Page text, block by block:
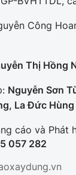
Công
Thị Hồng
Nguyễn Sơn
La Đức Hùng
cáo và Phát
057 282